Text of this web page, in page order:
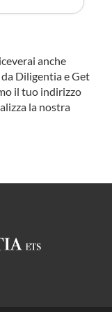
anche
Diligentia e Get
il tuo indirizzo
la nostra